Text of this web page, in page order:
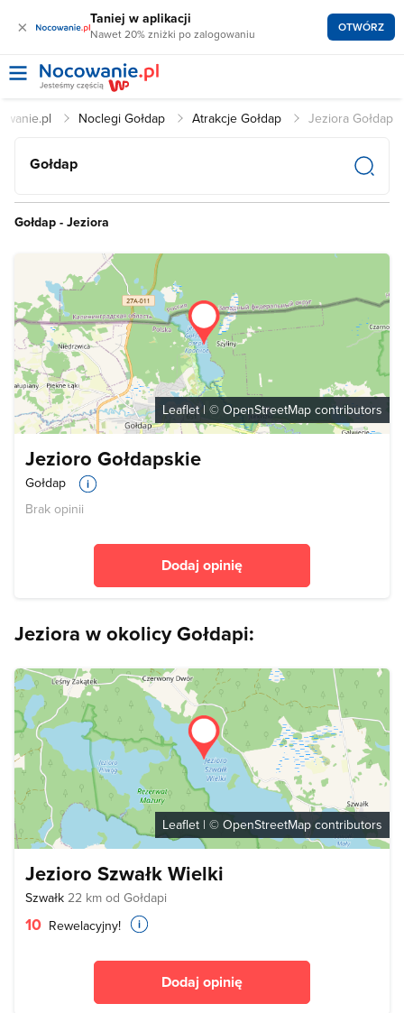
× Taniej w aplikacji
Nawet 20% zniżki po zalogowaniu OTWÓRZ
Noclegi Gołdap Atrakcje Gołdap Jeziora Gołdap
Gołdap
Gołdap - Jeziora
Leaflet| © OpenStreetMap contributors
Jezioro Gołdapskie
Gołdap
Brak opinii
Dodaj opinię
Jeziora w okolicy Gołdapi:
Leaflet | © OpenStreetMap contributors
Jezioro Szwałk Wielki
Szwałk 22 km od Gołdapi
10 Rewelacyjny!
Dodaj opinię